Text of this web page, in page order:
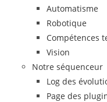
Automatisme
Robotique
Compétences
Vision
Notre séquenceur
Log des
Page des